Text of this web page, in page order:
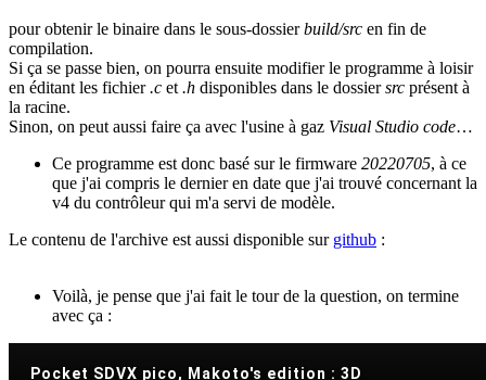
pour obtenir le binaire dans le sous-dossierbuild/src en fin de
compilation.
Si ça se passe bien, on pourra ensuite modifier le programme à loisir
en éditant les fichier.c et .h disponibles dans le dossiersrc présent à
la racine.
Sinon, on peut aussi faire ça avec l'usine à gaz Visual Studio code…
Ce programme est donc basé sur le firmware 20220705, à ce
que j'ai compris le dernier en date que j'ai trouvé concernant la
v4 du contrôleur qui m'a servi de modèle.
Le contenu de l'archive est aussi disponible sur github :
Voilà, je pense que j'ai fait le tour de la question, on termine
avec ça :